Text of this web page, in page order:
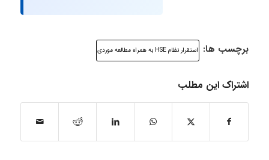
برچسب ها: استقرار نظام HSE به همراه مطالعه موردی
اشتراک این مطلب